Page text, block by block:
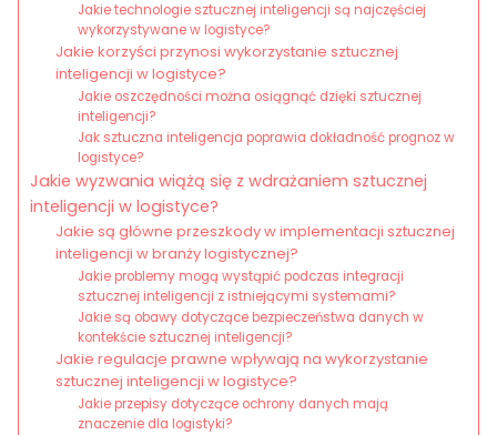
Jakie technologie sztucznej inteligencji są najczęściej
wykorzystywane w logistyce?
Jakie korzyści przynosi wykorzystanie sztucznej
inteligencji w logistyce?
Jakie oszczędności można osiągnąć dzięki sztucznej
inteligencji?
Jak sztuczna inteligencja poprawia dokładność prognoz w
logistyce?
Jakie wyzwania wiążą się z wdrażaniem sztucznej
inteligencji w logistyce?
Jakie są główne przeszkody w implementacji sztucznej
inteligencji w branży logistycznej?
Jakie problemy mogą wystąpić podczas integracji
sztucznej inteligencji z istniejącymi systemami?
Jakie są obawy dotyczące bezpieczeństwa danych w
kontekście sztucznej inteligencji?
Jakie regulacje prawne wpływają na wykorzystanie
sztucznej inteligencji w logistyce?
Jakie przepisy dotyczące ochrony danych mają
znaczenie dla logistyki?